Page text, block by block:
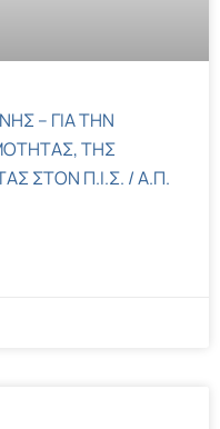
– ΓΙΑ ΤΗΝ
ΤΗΣ
ΣΤΟΝ Π.Ι.Σ. / Α.Π.